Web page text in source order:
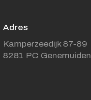
Adres
Kamperzeedijk 87-89
8281 PC Genemuiden